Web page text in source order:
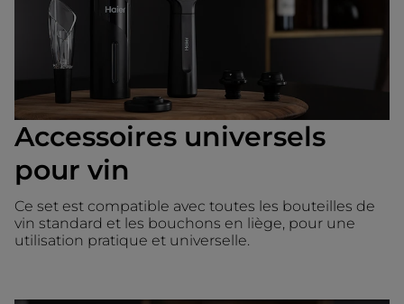
Accessoires universels
pour vin
Ce set est compatible avec toutes les bouteilles de
vin standard et les bouchons en liège, pour une
utilisation pratique et universelle.